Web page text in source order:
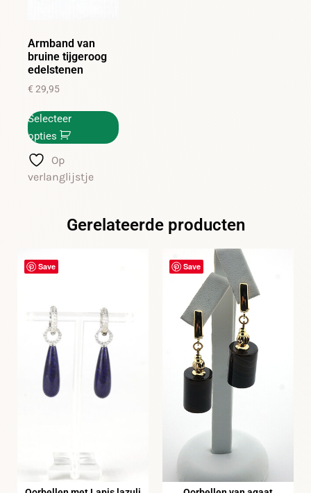
Armband van
bruine tijgeroog
edelstenen
€ 29,95
Selecteer
opties
Op
verlanglijstje
Gerelateerde producten
Save Save